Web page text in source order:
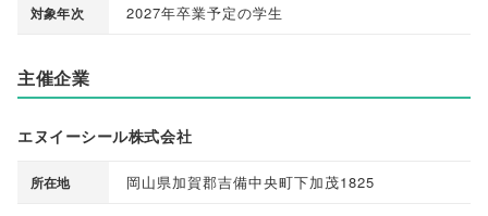
対象年次 2027年卒業予定の学生
主催企業
エヌイーシール株式会社
所在地 岡山県加賀郡吉備中央町下加茂1825